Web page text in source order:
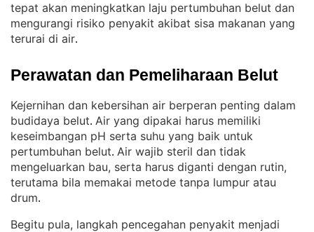
tepat akan meningkatkan laju pertumbuhan belut dan
mengurangi risiko penyakit akibat sisa makanan yang
terurai di air.
Perawatan dan Pemeliharaan Belut
Kejernihan dan kebersihan air berperan penting dalam
budidaya belut. Air yang dipakai harus memiliki
keseimbangan pH serta suhu yang baik untuk
pertumbuhan belut. Air wajib steril dan tidak
mengeluarkan bau, serta harus diganti dengan rutin,
terutama bila memakai metode tanpa lumpur atau
drum.
Begitu pula, langkah pencegahan penyakit menjadi